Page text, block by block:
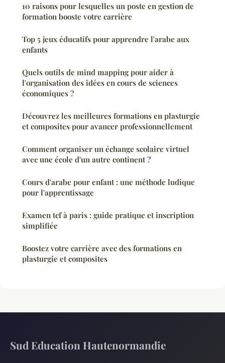
10 raisons pour lesquelles un poste en gestion de
formation booste votre carrière
Top 5 jeux éducatifs pour apprendre l'arabe aux
enfants
Quels outils de mind mapping pour aider à
l'organisation des idées en cours de sciences
économiques ?
Découvrez les meilleures formations en plasturgie
et composites pour avancer professionnellement
Comment organiser un échange scolaire virtuel
avec une école d'un autre continent ?
Cours d'arabe pour enfant : une méthode ludique
pour l'apprentissage
Examen tcf à paris : guide pratique et inscription
simplifiée
Boostez votre carrière avec des formations en
plasturgie et composites
Sud Education Hautenormandie